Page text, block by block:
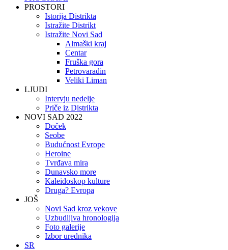
PROSTORI
Istorija Distrikta
Istražite Distrikt
Istražite Novi Sad
Almaški kraj
Centar
Fruška gora
Petrovaradin
Veliki Liman
LJUDI
Intervju nedelje
Priče iz Distrikta
NOVI SAD 2022
Doček
Seobe
Budućnost Evrope
Heroine
Tvrđava mira
Dunavsko more
Kaleidoskop kulture
Druga? Evropa
JOŠ
Novi Sad kroz vekove
Uzbudljiva hronologija
Foto galerije
Izbor urednika
SR